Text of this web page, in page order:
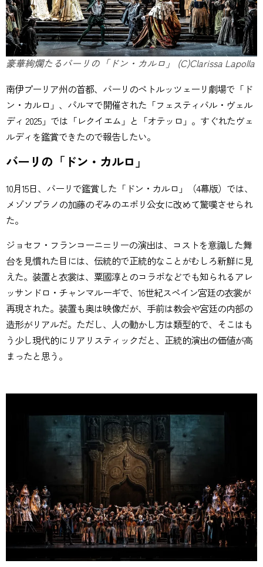
豪華絢爛たるバーリの「ドン・カルロ」 (C)Clarissa Lapolla
南伊プーリア州の首都、バーリのペトルッツェーリ劇場で「ド
ン・カルロ」、パルマで開催された「フェスティバル・ヴェル
ディ 2025」では「レクイエム」と「オテッロ」。すぐれたヴェ
ルディを鑑賞できたので報告したい。
バーリの「ドン・カルロ」
10月15日、バーリで鑑賞した「ドン・カルロ」（4幕版）では、
メゾソプラノの加藤のぞみのエボリ公女に改めて驚嘆させられ
た。
ジョセフ・フランコーニ=リーの演出は、コストを意識した舞
台を見慣れた目には、伝統的で正統的なことがむしろ新鮮に見
えた。装置と衣裳は、粟國淳とのコラボなどでも知られるアレ
ッサンドロ・チャンマルーギで、16世紀スペイン宮廷の衣裳が
再現された。装置も奥は映像だが、手前は教会や宮廷の内部の
造形がリアルだ。ただし、人の動かし方は類型的で、そこはも
う少し現代的にリアリスティックだと、正統的演出の価値が高
まったと思う。